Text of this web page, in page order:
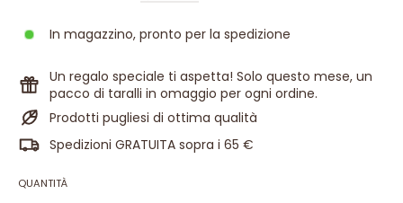
In magazzino, pronto per la spedizione
Un regalo speciale ti aspetta! Solo questo mese, un
pacco di taralli in omaggio per ogni ordine.
Prodotti pugliesi di ottima qualità
Spedizioni GRATUITA sopra i 65 €
QUANTITÀ